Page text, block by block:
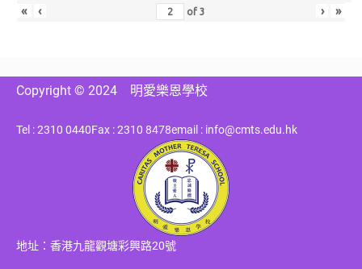
« ‹ of3 › »
Copyright © 2024 明愛樂恩學校
Tel : 2310 0440Fax : 2310 8478email : info@cmts.edu.hk
地址：香港九龍觀塘彩興路20號